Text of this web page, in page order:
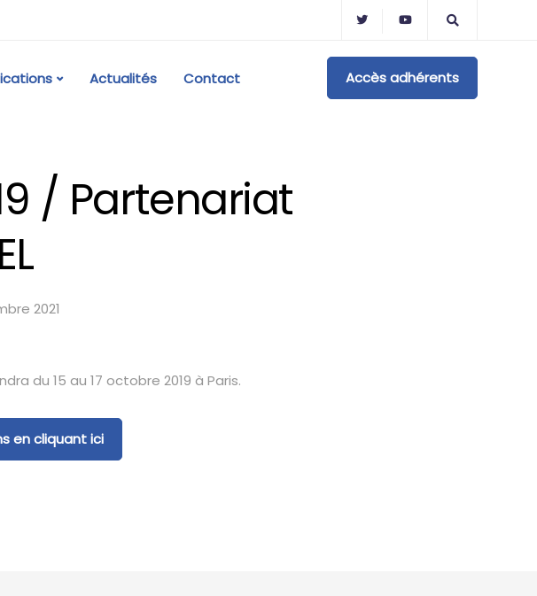
Actualités Contact Accès adhérents
/ Partenariat
2021
du 15 au 17 octobre 2019 à Paris.
en cliquant ici